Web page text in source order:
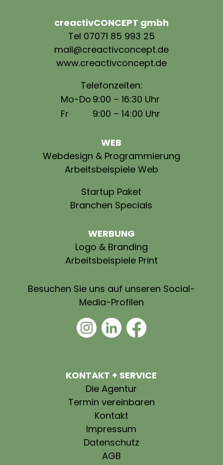
creactivCONCEPT gmbh
Tel 07071 85 993 25
mail@creactivconcept.de
www.creactivconcept.de
Telefonzeiten:
Mo-Do 9:00 – 16:30 Uhr
Fr
9:00 – 14:00 Uhr
WEB
Webdesign & Programmierung
Arbeitsbeispiele Web
Startup Paket
Branchen Specials
WERBUNG
Logo & Branding
Arbeitsbeispiele Print
Besuchen Sie uns auf unseren Social-
Media-Profilen
KONTAKT + SERVICE
Die Agentur
Termin vereinbaren
Kontakt
Impressum
Datenschutz
AGB